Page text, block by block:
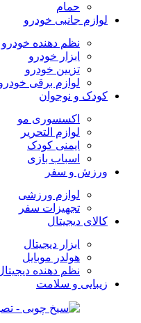
حمام
لوازم جانبی خودرو
نظم دهنده خودرو
ابزار خودرو
تزیین خودرو
لوازم برقی
کودک و نوجوان
اکسسوری مو
لوازم التحریر
ایمنی کودک
اسباب بازی
ورزش و سفر
لوازم ورزشی
تجهیزات سفر
کالای دیجیتال
ابزار دیجیتال
هولدر موبایل
نظم دهنده
زیبایی و سلامت